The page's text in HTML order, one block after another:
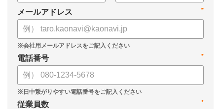
*
メールアドレス
*
電話番号
*
従業員数